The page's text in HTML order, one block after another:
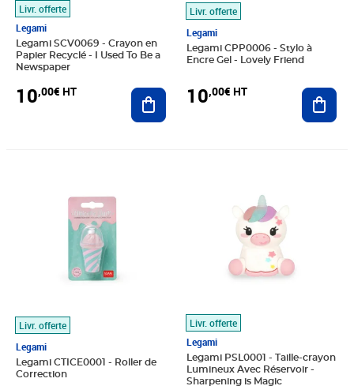
Livr. offerte
Legami
Legami SCV0069 - Crayon en
Papier Recyclé - I Used To Be a
Newspaper
10,00€ HT Ajouter au panier
Livr. offerte
Legami
Legami CPP0006 - Stylo à
Encre Gel - Lovely Friend
10,00€ HT
Livr. offerte
Legami
Legami CTICE0001 - Roller de
Correction
Livr. offerte
Legami
Legami PSL0001 - Taille-crayon
Lumineux Avec Réservoir -
Sharpening is Magic